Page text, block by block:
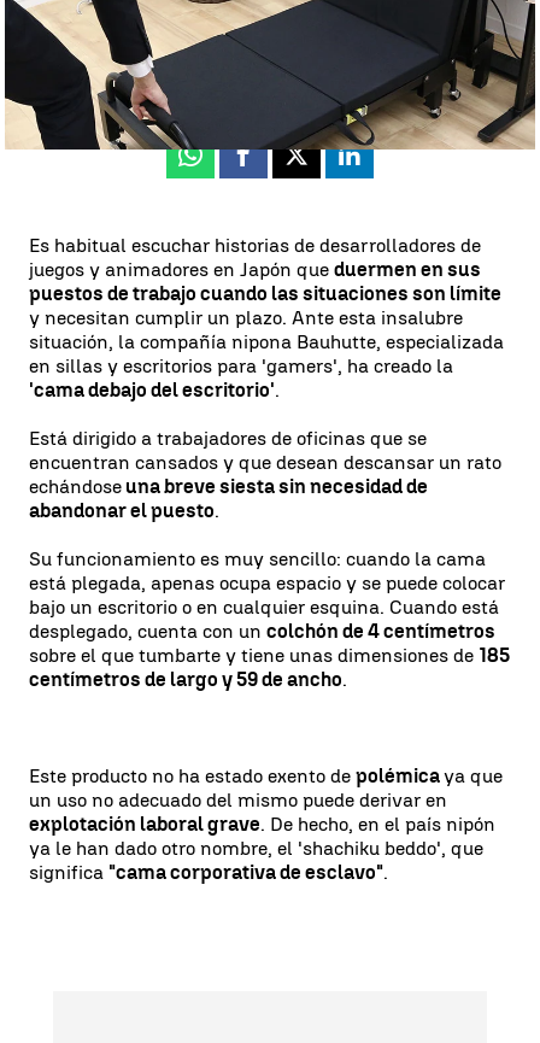
Antena 3 Noticias
Actualizado:21 de enero de 2020, 15:55
Publicado:21 de enero de 2020, 15:31
Whatsapp
Facebook
X Linkedin
Es habitual escuchar historias de desarrolladores de
juegos y animadores en Japón que duermen en sus
puestos de trabajo cuando las situaciones son límite
y necesitan cumplir un plazo. Ante esta insalubre
situación, la compañía nipona Bauhutte, especializada
en sillas y escritorios para 'gamers', ha creado la
'cama debajo del escritorio'.
Está dirigido a trabajadores de oficinas que se
encuentran cansados y que desean descansar un rato
echándose una breve siesta sin necesidad de
abandonar el puesto.
Su funcionamiento es muy sencillo: cuando la cama
está plegada, apenas ocupa espacio y se puede colocar
bajo un escritorio o en cualquier esquina. Cuando está
desplegado, cuenta con un colchón de 4 centímetros
sobre el que tumbarte y tiene unas dimensiones de 185
centímetros de largo y 59 de ancho.
Este producto no ha estado exento de polémicaya que
un uso no adecuado del mismo puede derivar en
explotación laboral grave. De hecho, en el país nipón
ya le han dado otro nombre, el 'shachiku beddo', que
significa "cama corporativa de esclavo".